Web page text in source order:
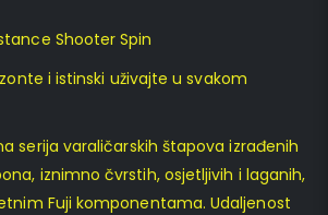
Shooter Spin
i istinski uživajte u svakom
serija varaličarskih štapova izrađenih
iznimno čvrstih, osjetljivih i laganih,
Fuji komponentama. Udaljenost